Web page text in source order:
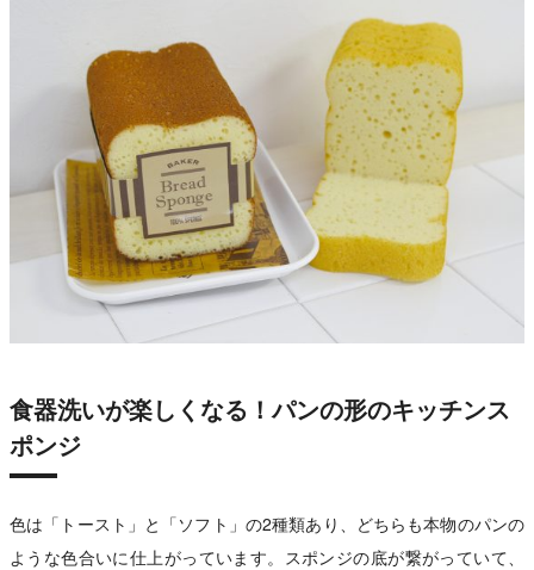
食器洗いが楽しくなる！パンの形のキッチンス
ポンジ
色は「トースト」と「ソフト」の2種類あり、どちらも本物のパンの
ような色合いに仕上がっています。スポンジの底が繋がっていて、